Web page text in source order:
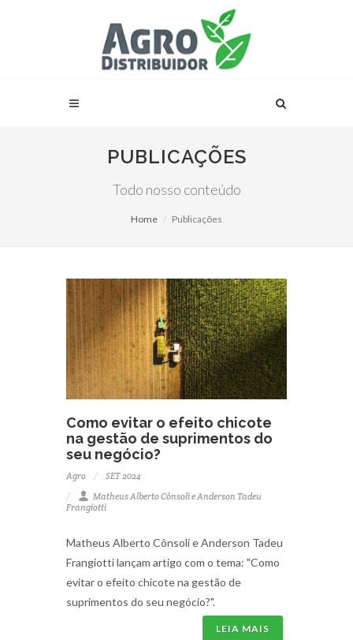
PUBLICAÇÕES
Todo nosso conteúdo
Home Publicações
Como evitar o efeito chicote
na gestão de suprimentos do
seu negócio?
Agro
SET 2024
Matheus Alberto Cônsoli e Anderson Tadeu
Frangiotti
Matheus Alberto Cônsoli e Anderson Tadeu
Frangiotti lançam artigo com o tema: "Como
evitar o efeito chicote na gestão de
suprimentos do seu negócio?".
LEIA MAIS